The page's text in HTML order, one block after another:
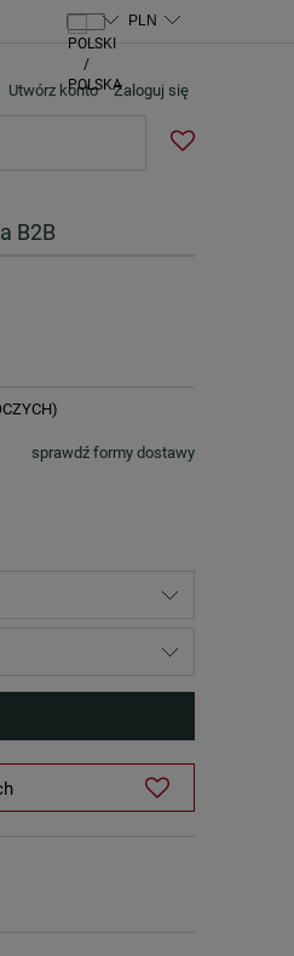
Utwórz konto Zaloguj się
B2B
sprawdź formy dostawy